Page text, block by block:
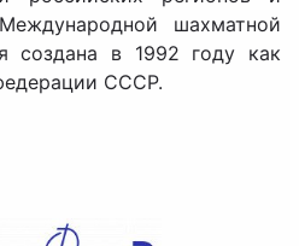
шахматной
создана в 1992 году как
СССР.